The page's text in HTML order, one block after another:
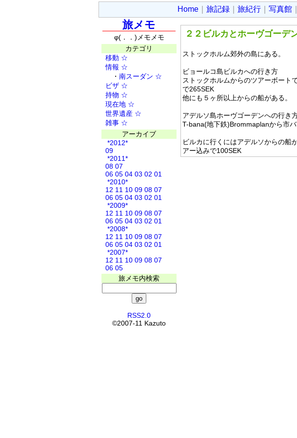
Home 旅記録 旅紀行 写真館
旅メモ
φ(．．)メモメモ
カテゴリ
移動 ☆
情報 ☆
・ 南スーダン ☆
ビザ ☆
持物 ☆
現在地 ☆
世界遺産 ☆
雑事 ☆
アーカイブ
*2012*
09
*2011*
08 07
06 05 04 03 02 01
*2010*
12 11 10 09 08 07
06 05 04 03 02 01
*2009*
12 11 10 09 08 07
06 05 04 03 02 01
*2008*
12 11 10 09 08 07
06 05 04 03 02 01
*2007*
12 11 10 09 08 07
06 05
旅メモ内検索
RSS2.0
©2007-11 Kazuto
２２ビルカとホーヴゴーデ
ストックホルム郊外の島にある。
ビョールコ島ビルカへの行き方
ストックホルムからのツアーボート
で265SEK
他にも５ヶ所以上からの船がある。
アデルソ島ホーヴゴーデンへの行き
T-bana(地下鉄)Brommaplanから市
ビルカに行くにはアデルソからの船
アー込みで100SEK